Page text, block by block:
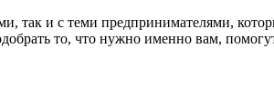
так и с теми предпринимателями,
то, что нужно именно вам,